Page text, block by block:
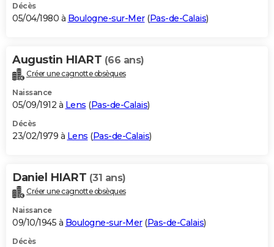
Décès
05/04/1980 à Boulogne-sur-Mer(Pas-de-Calais)
Augustin HIART (66 ans)
Créer une cagnotte obsèques
Naissance
05/09/1912 à Lens (Pas-de-Calais)
Décès
23/02/1979 à Lens (Pas-de-Calais)
Daniel HIART (31 ans)
Créer une cagnotte obsèques
Naissance
09/10/1945 à Boulogne-sur-Mer(Pas-de-Calais)
Décès